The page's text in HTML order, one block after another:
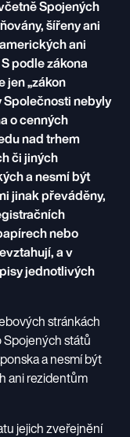
Spojených
šířeny ani
ani
podle zákona
jen „zákon
Společnosti nebyly
o cenných
nad trhem
či jiných
a nesmí být
jinak převáděny,
nebo
a v
jednotlivých
stránkách
Spojených států
a nesmí být
ani rezidentům
jejich zveřejnění